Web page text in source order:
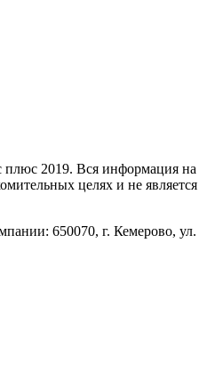
2019. Вся информация на
целях и не является
650070, г. Кемерово, ул.